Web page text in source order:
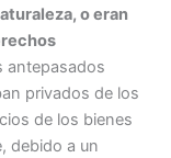
o eran
antepasados
privados de los
de los bienes
debido a un